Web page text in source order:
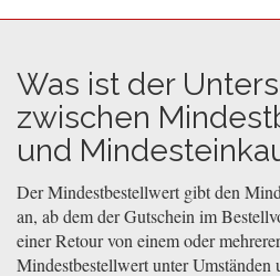
Was ist der
zwischen
und
Der Mindestbestellwert gibt den
an, ab dem der Gutschein im
einer Retour von einem oder
Mindestbestellwert unter